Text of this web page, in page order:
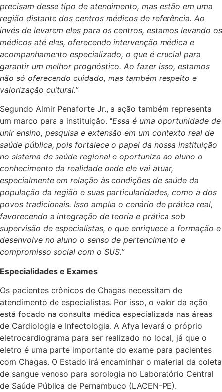
precisam desse tipo de atendimento, mas estão em uma
região distante dos centros médicos de referência. Ao
invés de levarem eles para os centros, estamos levando os
médicos até eles, oferecendo intervenção médica e
acompanhamento especializado, o que é crucial para
garantir um melhor prognóstico. Ao fazer isso, estamos
não só oferecendo cuidado, mas também respeito e
valorização cultural.”
Segundo Almir Penaforte Jr., a ação também representa
um marco para a instituição. “Essa é uma oportunidade de
unir ensino, pesquisa e extensão em um contexto real de
saúde pública, pois fortalece o papel da nossa instituição
no sistema de saúde regional e oportuniza ao aluno o
conhecimento da realidade onde ele vai atuar,
especialmente em relação às condições de saúde da
população da região e suas particularidades, como a dos
povos tradicionais. Isso amplia o cenário de prática real,
favorecendo a integração de teoria e prática sob
supervisão de especialistas, o que enriquece a formação e
desenvolve no aluno o senso de pertencimento e
compromisso social com o SUS.”
Especialidades e Exames
Os pacientes crônicos de Chagas necessitam de
atendimento de especialistas. Por isso, o valor da ação
está focado na consulta médica especializada nas áreas
de Cardiologia e Infectologia. A Afya levará o próprio
eletrocardiograma para ser realizado no local, já que o
eletro é uma parte importante do exame para pacientes
com Chagas. O Estado irá encaminhar o material da coleta
de sangue venoso para sorologia no Laboratório Central
de Saúde Pública de Pernambuco (LACEN-PE).